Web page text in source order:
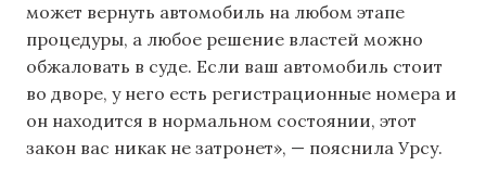
может вернуть автомобиль на любом этапе
процедуры, а любое решение властей можно
обжаловать в суде. Если ваш автомобиль стоит
во дворе, у него есть регистрационные номера и
он находится в нормальном состоянии, этот
закон вас никак не затронет», — пояснила Урсу.